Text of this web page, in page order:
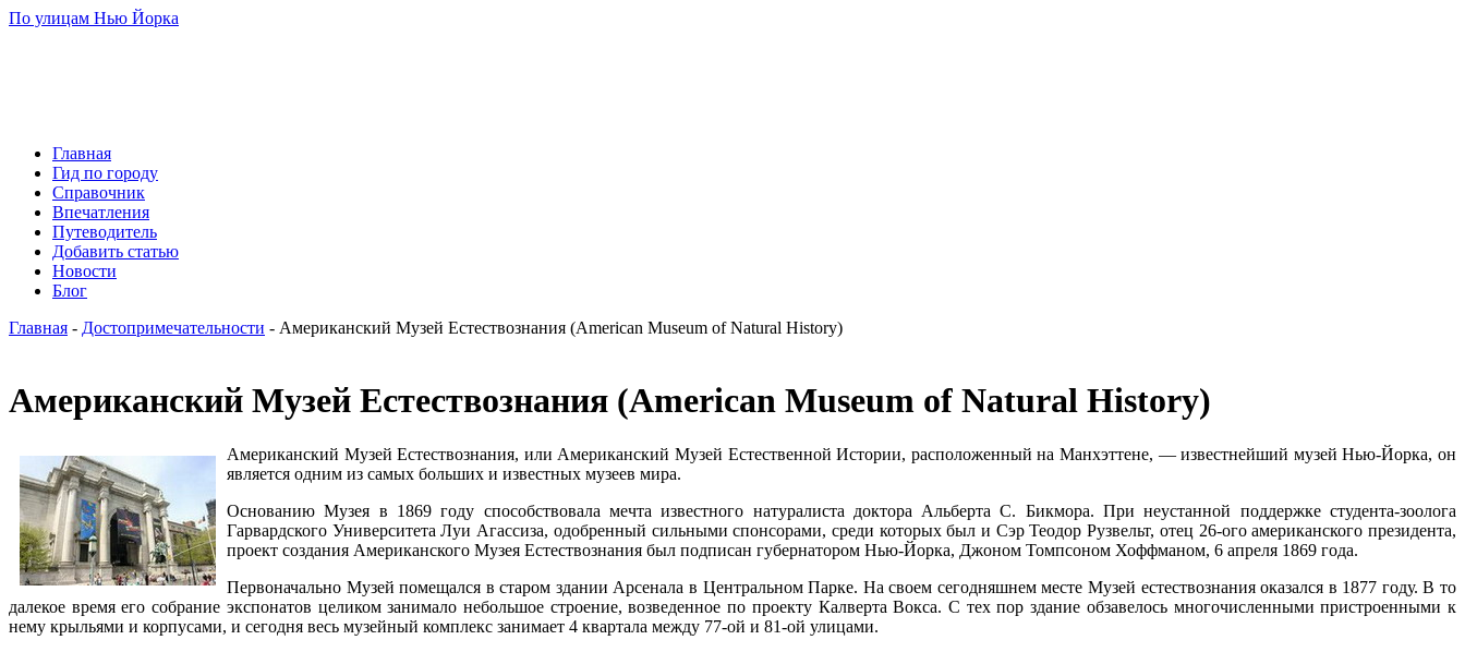
По улицам Нью Йорка
Главная
Гид по городу
Справочник
Впечатления
Путеводитель
Добавить статью
Новости
Блог
Главная - Достопримечательности - Американский Музей Естествознания (American Museum of Natural History)
Американский Музей Естествознания (American Museum of Natural History)
Американский Музей Естествознания, или Американский Музей Естественной Истории, расположенный на Манхэттене, — известнейший музей Нью-Йорка, он
является одним из самых больших и известных музеев мира.
Основанию Музея в 1869 году способствовала мечта известного натуралиста доктора Альберта С. Бикмора. При неустанной поддержке студента-зоолога
Гарвардского Университета Луи Агассиза, одобренный сильными спонсорами, среди которых был и Сэр Теодор Рузвельт, отец 26-ого американского президента,
проект создания Американского Музея Естествознания был подписан губернатором Нью-Йорка, Джоном Томпсоном Хоффманом, 6 апреля 1869 года.
Первоначально Музей помещался в старом здании Арсенала в Центральном Парке. На своем сегодняшнем месте Музей естествознания оказался в 1877 году. В то
далекое время его собрание экспонатов целиком занимало небольшое строение, возведенное по проекту Калверта Вокса. С тех пор здание обзавелось многочисленными пристроенными к
нему крыльями и корпусами, и сегодня весь музейный комплекс занимает 4 квартала между 77-ой и 81-ой улицами.